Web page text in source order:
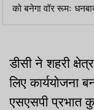
को बनेगा वॉर रूमः
डीसी
डीसी ने शहरी
लिए कार्ययोजना
एसएसपी प्रभात